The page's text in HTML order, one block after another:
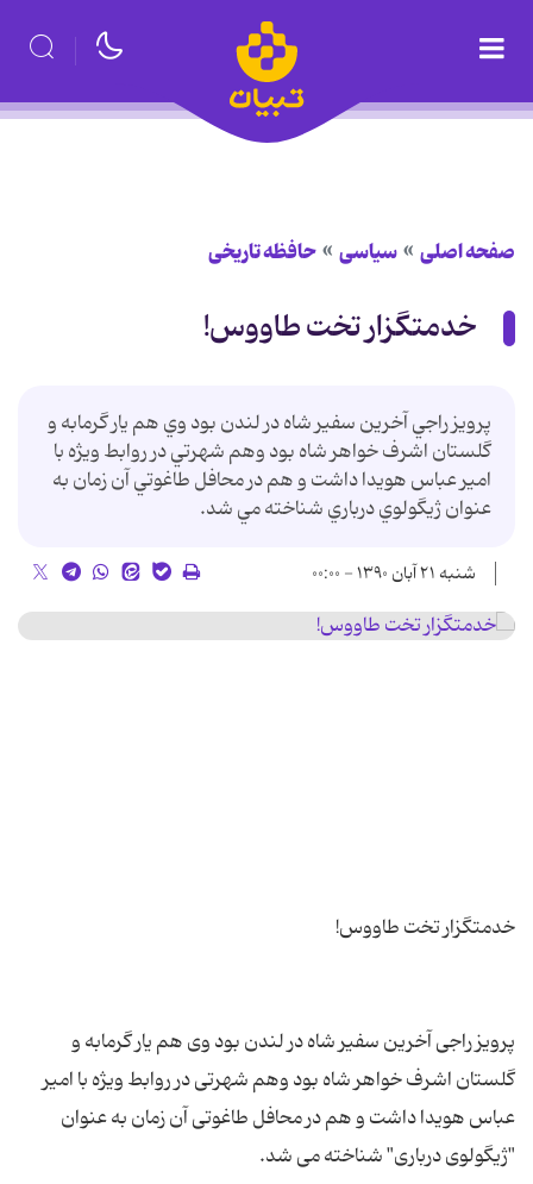
صفحه اصلی سیاسی حافظه تاریخی
خدمتگزار تخت طاووس!
پرويز راجي آخرين سفير شاه در لندن بود وي هم يار گرمابه و
گلستان اشرف خواهر شاه بود وهم شهرتي در روابط ويژه با
امير عباس هويدا داشت و هم در محافل طاغوتي آن زمان به
عنوان ژيگولوي درباري شناخته مي شد.
شنبه ۲۱ آبان ۱۳۹۰ - ۰۰:۰۰
پرویز راجی آخرین سفیر شاه در لندن بود وی هم یار گرمابه و
گلستان اشرف خواهر شاه بود وهم شهرتی در روابط ویژه با امیر
عباس هویدا داشت و هم در محافل طاغوتی آن زمان به عنوان